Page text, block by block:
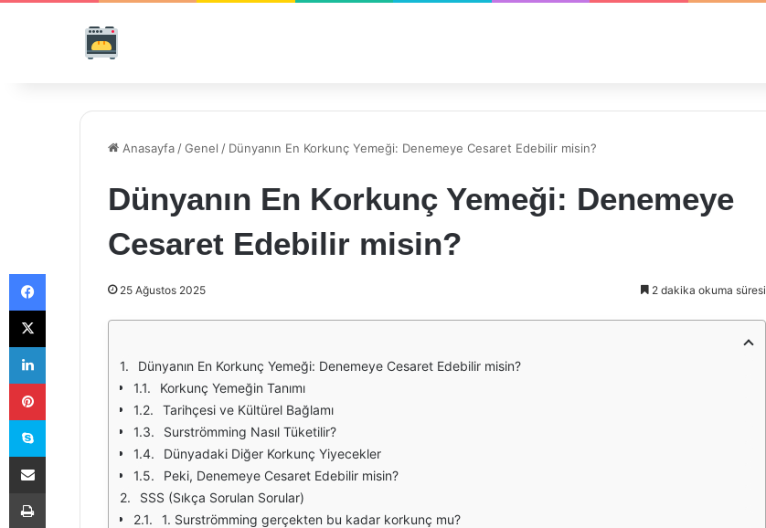
Anasayfa /Genel / Dünyanın En Korkunç Yemeği: Denemeye Cesaret Edebilir misin?
Dünyanın En Korkunç Yemeği: Denemeye
Cesaret Edebilir misin?
25 Ağustos 2025 2 dakika okuma süresi
Dünyanın En Korkunç Yemeği: Denemeye Cesaret Edebilir misin?
Korkunç Yemeğin Tanımı
Tarihçesi ve Kültürel Bağlamı
Surströmming Nasıl Tüketilir?
Dünyadaki Diğer Korkunç Yiyecekler
Peki, Denemeye Cesaret Edebilir misin?
SSS (Sıkça Sorulan Sorular)
1. Surströmming gerçekten bu kadar korkunç mu?
Facebook
X
LinkedIn
Pinterest
Skype
E-Posta ile paylaş